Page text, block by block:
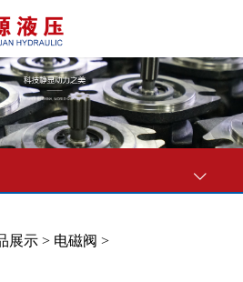
展示 > 电磁阀 >